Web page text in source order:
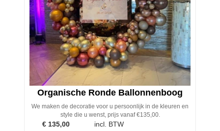
Organische Ronde Ballonnenboog
We maken de decoratie voor u persoonlijk in de kleuren en
style die u wenst, prijs vanaf €135,00.
€ 135,00
incl. BTW